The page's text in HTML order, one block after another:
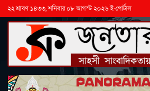
২২ শ্রাবণ ১৪৩৩, শনিবার ০৮ আগস্ট ২০২৬ ই-পোর্টাল